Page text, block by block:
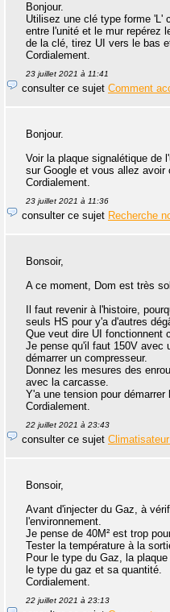
Bonjour.
Utilisez une clé type forme 'L'
entre l'unité et le mur repérez
de la clé, tirez UI vers le bas
Cordialement.
23 juillet 2021 à 11:41
consulter ce sujet Comment
Bonjour.
Voir la plaque signalétique de
sur Google et vous allez avoir
Cordialement.
23 juillet 2021 à 11:36
consulter ce sujet Recherche
Bonsoir,
A ce moment, Dom est très
Il faut revenir à l'histoire,
seuls HS pour y'a d'autres
Que veut dire UI fonctionnent
Je pense qu'il faut 150V avec
démarrer un compresseur.
Donnez les mesures des
avec la carcasse.
Y'a une tension pour
Cordialement.
22 juillet 2021 à 23:43
consulter ce sujet
Bonsoir,
Avant d'injecter du Gaz, à
l'environnement.
Je pense de 40M² est trop
Tester la température à la
Pour le type du Gaz, la
le type du gaz et sa quantité.
Cordialement.
22 juillet 2021 à 23:13